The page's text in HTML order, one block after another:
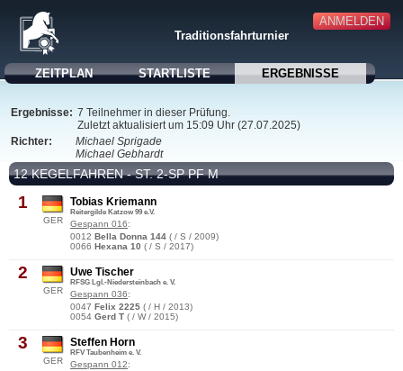
ANMELDEN
Traditionsfahrturnier
ZEITPLAN STARTLISTE ERGEBNISSE
Ergebnisse: 7 Teilnehmer in dieser Prüfung.
Zuletzt aktualisiert um 15:09 Uhr (27.07.2025)
Richter:
Michael Sprigade
Michael Gebhardt
12 KEGELFAHREN - ST. 2-SP PF M
1
GER
Tobias Kriemann
Reitergilde Katzow 99 e.V.
Gespann 016:
0012 Bella Donna 144 ( / S / 2009)
0066 Hexana 10 ( / S / 2017)
2
GER
Uwe Tischer
RFSG Lgl.-Niedersteinbach e. V.
Gespann 036:
0047 Felix 2225 ( / H / 2013)
0054 Gerd T ( / W / 2015)
3
GER
Steffen Horn
RFV Taubenheim e. V.
Gespann 012: